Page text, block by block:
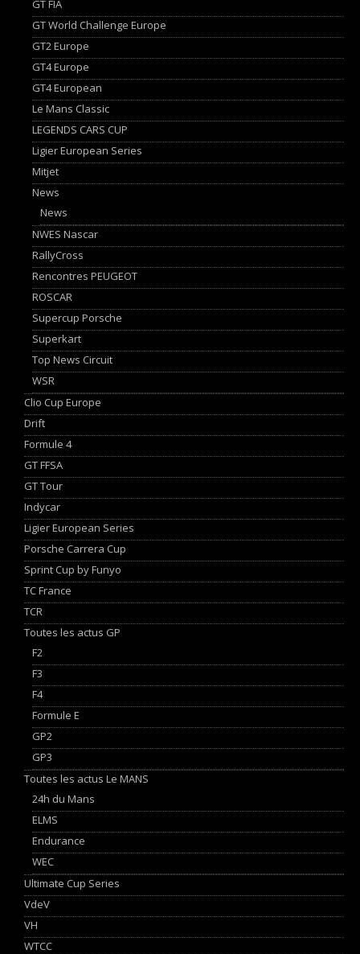
GT FIA
GT World Challenge Europe
GT2 Europe
GT4 Europe
GT4 European
Le Mans Classic
LEGENDS CARS CUP
Ligier European Series
Mitjet
News
News
NWES Nascar
RallyCross
Rencontres PEUGEOT
ROSCAR
Supercup Porsche
Superkart
Top News Circuit
WSR
Clio Cup Europe
Drift
Formule 4
GT FFSA
GT Tour
Indycar
Ligier European Series
Porsche Carrera Cup
Sprint Cup by Funyo
TC France
TCR
Toutes les actus GP
F2
F3
F4
Formule E
GP2
GP3
Toutes les actus Le MANS
24h du Mans
ELMS
Endurance
WEC
Ultimate Cup Series
VdeV
VH
WTCC